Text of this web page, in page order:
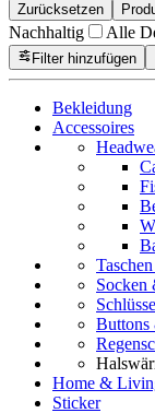
Zurücksetzen
Nachhaltig Alle
Filter hinzufügen
Bekleidung
Accessoires
Socken
Buttons
Home &
Sticker